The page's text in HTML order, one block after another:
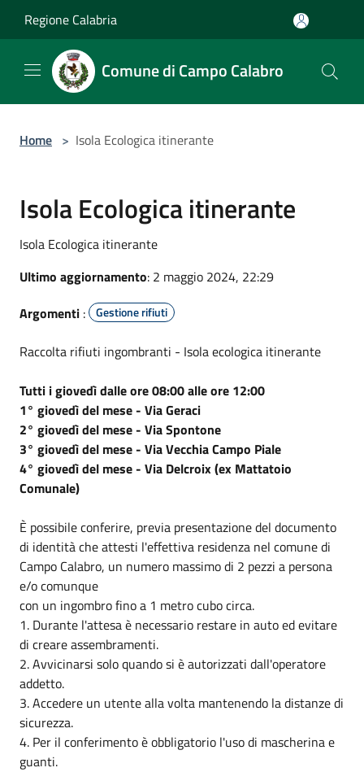
Regione Calabria
Comune di Campo Calabro
Home > Isola Ecologica itinerante
Isola Ecologica itinerante
Isola Ecologica itinerante
Ultimo aggiornamento: 2 maggio 2024, 22:29
Argomenti : Gestione rifiuti
Raccolta rifiuti ingombranti - Isola ecologica itinerante
Tutti i giovedì dalle ore 08:00 alle ore 12:00
1° giovedì del mese - Via Geraci
2° giovedì del mese - Via Spontone
3° giovedì del mese - Via Vecchia Campo Piale
4° giovedì del mese - Via Delcroix (ex Mattatoio
Comunale)
È possibile conferire, previa presentazione del documento
di identità che attesti l'effettiva residenza nel comune di
Campo Calabro, un numero massimo di 2 pezzi a persona
e/o comunque
con un ingombro fino a 1 metro cubo circa.
1. Durante l'attesa è necessario restare in auto ed evitare
di creare assembramenti.
2. Avvicinarsi solo quando si è autorizzati dall'operatore
addetto.
3. Accedere un utente alla volta mantenendo la distanze di
sicurezza.
4. Per il conferimento è obbligatorio l'uso di mascherina e
guanti.